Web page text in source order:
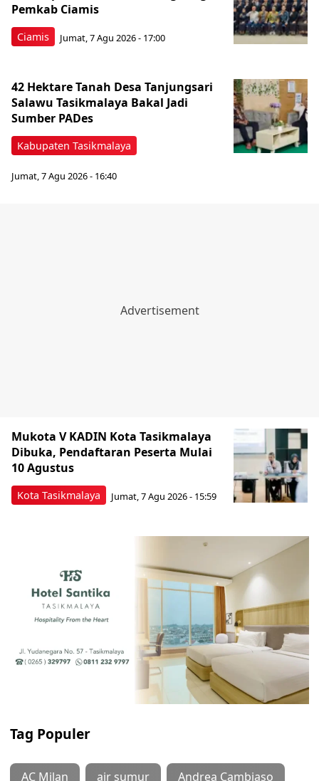
Ciamis
Pemkab Ciamis
Jumat, 7 Agu 2026 - 17:00
Kabupaten Tasikmalaya
42 Hektare Tanah Desa Tanjungsari
Salawu Tasikmalaya Bakal Jadi
Sumber PADes
Jumat, 7 Agu 2026 - 16:40
Kota Tasikmalaya
Mukota V KADIN Kota Tasikmalaya
Dibuka, Pendaftaran Peserta Mulai
10 Agustus
Jumat, 7 Agu 2026 - 15:59
Tag Populer
AC Milan air sumur Andrea Cambiaso